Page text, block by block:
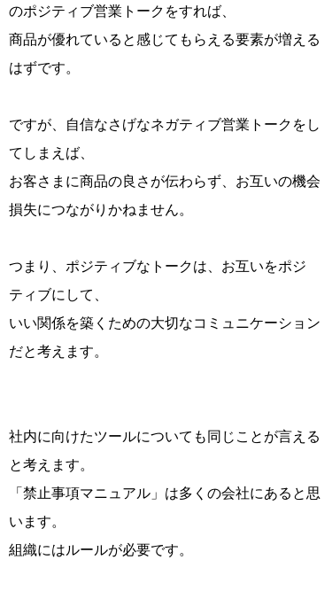
のポジティブ営業トークをすれば、
商品が優れていると感じてもらえる要素が増える
はずです。
ですが、自信なさげなネガティブ営業トークをし
てしまえば、
お客さまに商品の良さが伝わらず、お互いの機会
損失につながりかねません。
つまり、ポジティブなトークは、お互いをポジ
ティブにして、
いい関係を築くための大切なコミュニケーション
だと考えます。
社内に向けたツールについても同じことが言える
と考えます。
「禁止事項マニュアル」は多くの会社にあると思
います。
組織にはルールが必要です。